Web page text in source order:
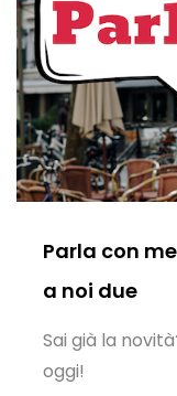
Parla con
a noi due
Sai già la
oggi!